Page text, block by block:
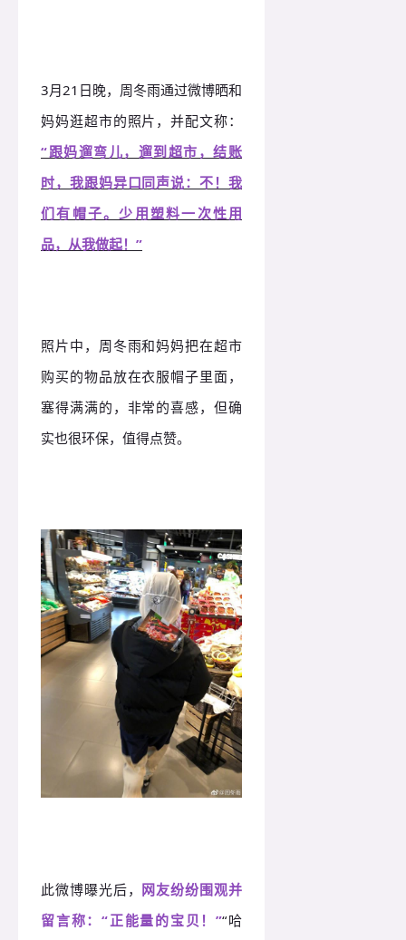
3月21日晚，周冬雨通过微博晒和
妈妈逛超市的照片，并配文称：
“跟妈遛弯儿，遛到超市，结账
时，我跟妈异口同声说：不！我
们有帽子。少用塑料一次性用
品，从我做起！”
照片中，周冬雨和妈妈把在超市
购买的物品放在衣服帽子里面，
塞得满满的，非常的喜感，但确
实也很环保，值得点赞。
此微博曝光后， 网友纷纷围观并
留言称：“正能量的宝贝！”“哈